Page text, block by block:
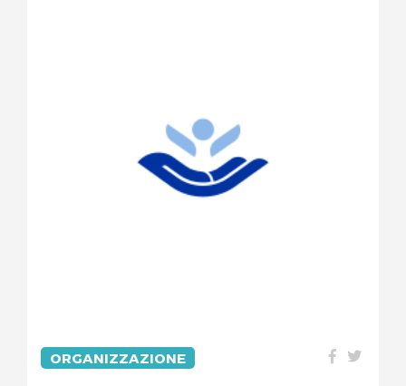
ORGANIZZAZIONE